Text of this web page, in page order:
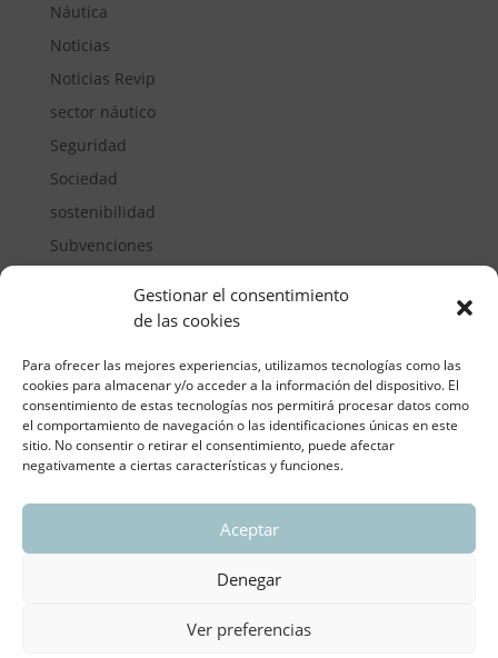
Gestionar el consentimiento
de las cookies
Para ofrecer las mejores experiencias, utilizamos tecnologías como las
cookies para almacenar y/o acceder a la información del dispositivo. El
consentimiento de estas tecnologías nos permitirá procesar datos como
el comportamiento de navegación o las identificaciones únicas en este
sitio. No consentir o retirar el consentimiento, puede afectar
negativamente a ciertas características y funciones.
Aceptar
Denegar
Ver preferencias
Náutica
Noticias
Noticias Revip
sector náutico
Seguridad
Sociedad
sostenibilidad
Subvenciones
ASOCIACIÓN REGIONAL VALENCIANA DE
Aviso legal y política de privacidad